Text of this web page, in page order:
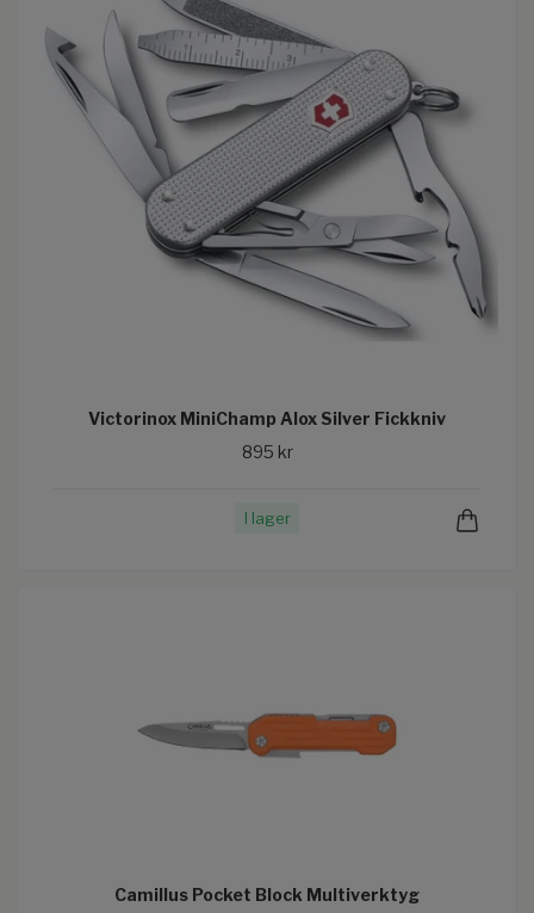
Victorinox MiniChamp Alox Silver Fickkniv
895 kr
I lager
Camillus Pocket Block Multiverktyg